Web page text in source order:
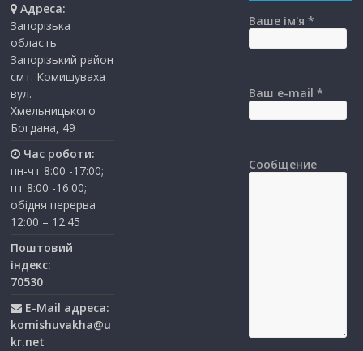
Адреса:
Запорізька
область
Запорізький район
смт. Комишуваха
вул.
Хмельницького
Богдана, 49
Час роботи:
пн-чт 8:00 -17:00;
пт 8:00 -16:00;
обідня перерва
12:00 – 12:45
Поштовий
індекс:
70530
E-Mail адреса:
komishuvakha@u
kr.net
Ваше ім'я *
Ваш e-mail *
Сообщение